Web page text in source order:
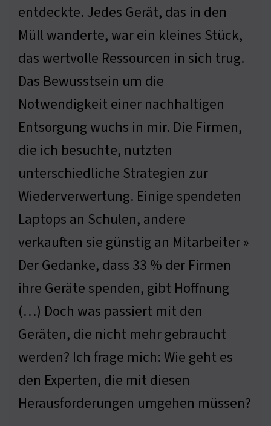
entdeckte. Jedes Gerät, das in den
Müll wanderte, war ein kleines Stück,
das wertvolle Ressourcen in sich trug.
Das Bewusstsein um die
Notwendigkeit einer nachhaltigen
Entsorgung wuchs in mir. Die Firmen,
die ich besuchte, nutzten
unterschiedliche Strategien zur
Wiederverwertung. Einige spendeten
Laptops an Schulen, andere
verkauften sie günstig an Mitarbeiter »
Der Gedanke, dass 33 % der Firmen
ihre Geräte spenden, gibt Hoffnung
(…) Doch was passiert mit den
Geräten, die nicht mehr gebraucht
werden? Ich frage mich: Wie geht es
den Experten, die mit diesen
Herausforderungen umgehen müssen?